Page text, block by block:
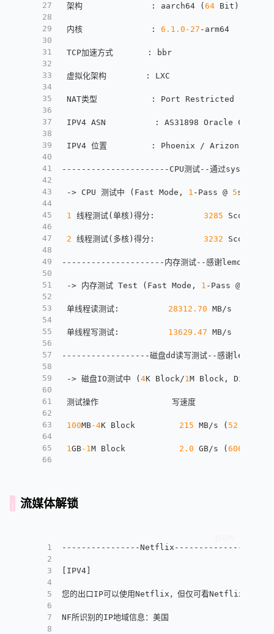
27
28
29
30
31
32
33
34
35
36
37
38
39
40
41
42
43
44
45
46
47
48
49
50
51
52
53
54
55
56
57
58
59
60
61
62
63
64
65
66
架构 : aarch64 (64 Bit)
内核 : 6.1 .0 -27 -arm64
TCP加速方式 : bbr
虚拟化架构 : LXC
NAT类型 : Port Restricted Cone
IPV4 ASN : AS31898 Oracle
IPV4 位置 : Phoenix / Arizona / US
----------------------CPU测试--通过
-> CPU 测试中 (Fast Mode , 1 -Pass @ 5sec)
1 线程测试(单核)得分 : 3285 Scores
2 线程测试(多核)得分 : 3232 Scores
---------------------内存测试--感谢
-> 内存测试 Test (Fast Mode , 1 -Pass @
单线程读测试 : 28312.70 MB/s
单线程写测试 : 13629.47 MB/s
------------------磁盘dd读写测试--感谢
-> 磁盘IO测试中 (4K Block/1M Block , Direct
测试操作               写速度
100MB-4K Block 215 MB/s ( 52.39
1GB-1M Block 2.0 GB/s (6069
流媒体解锁
1
2
3
4
5
6
7
8
----------------Netflix-----------------
IPV4
您的出口IP可以使用Netflix，但仅可看Netflix自制剧
NF所识别的IP地域信息：美国